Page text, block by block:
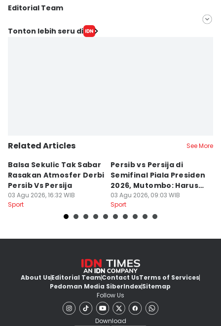
Editorial Team
Editor
Tonton lebih seru di
Related Articles See More
Balsa Sekulic Tak Sabar
Rasakan Atmosfer Derbi
Persib Vs Persija
03 Agu 2026, 16:32 WIB
Sport
Persib vs Persija di
Semifinal Piala Presiden
2026, Mutombo: Harus
Menang
03 Agu 2026, 09:03 WIB
Sport
About UsEditorial TeamContact UsTerms of Services
Pedoman Media SiberIndexSitemap
Follow Us
Download